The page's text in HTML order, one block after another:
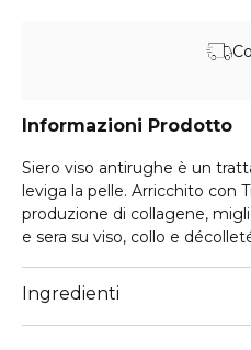
Informazioni Prodotto
Siero viso antirughe è un
leviga la pelle. Arricchito con
produzione di collagene,
e sera su viso, collo e
Ingredienti